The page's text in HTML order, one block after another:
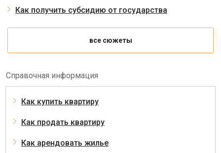
Как получить субсидию от государства
все сюжеты
Справочная информация
Как купить квартиру
Как продать квартиру
Как арендовать жилье